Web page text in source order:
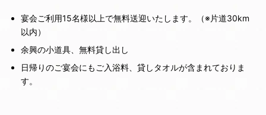
宴会ご利用15名様以上で無料送迎いたします。（※片道30km
以内）
余興の小道具、無料貸し出し
日帰りのご宴会にもご入浴料、貸しタオルが含まれておりま
す。